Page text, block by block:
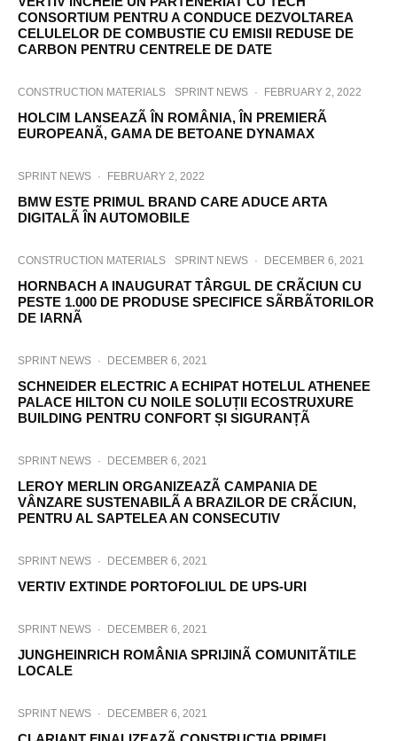
CONSORTIUM PENTRU A CONDUCE DEZVOLTAREA
CELULELOR DE COMBUSTIE CU EMISII REDUSE DE
CARBON PENTRU CENTRELE DE DATE
CONSTRUCTION MATERIALS SPRINT NEWS · FEBRUARY 2, 2022
HOLCIM LANSEAZÃ ÎN ROMÂNIA, ÎN PREMIERÃ
EUROPEANÃ, GAMA DE BETOANE DYNAMAX
SPRINT NEWS · FEBRUARY 2, 2022
BMW ESTE PRIMUL BRAND CARE ADUCE ARTA
DIGITALÃ ÎN AUTOMOBILE
CONSTRUCTION MATERIALS SPRINT NEWS · DECEMBER 6, 2021
HORNBACH A INAUGURAT TÂRGUL DE CRÃCIUN CU
PESTE 1.000 DE PRODUSE SPECIFICE SÃRBÃTORILOR
DE IARNÃ
SPRINT NEWS · DECEMBER 6, 2021
SCHNEIDER ELECTRIC A ECHIPAT HOTELUL ATHENEE
PALACE HILTON CU NOILE SOLUȚII ECOSTRUXURE
BUILDING PENTRU CONFORT ȘI SIGURANȚÃ
SPRINT NEWS · DECEMBER 6, 2021
LEROY MERLIN ORGANIZEAZÃ CAMPANIA DE
VÂNZARE SUSTENABILÃ A BRAZILOR DE CRÃCIUN,
PENTRU AL SAPTELEA AN CONSECUTIV
SPRINT NEWS · DECEMBER 6, 2021
VERTIV EXTINDE PORTOFOLIUL DE UPS-URI
SPRINT NEWS · DECEMBER 6, 2021
JUNGHEINRICH ROMÂNIA SPRIJINÃ COMUNITÃTILE
LOCALE
SPRINT NEWS · DECEMBER 6, 2021